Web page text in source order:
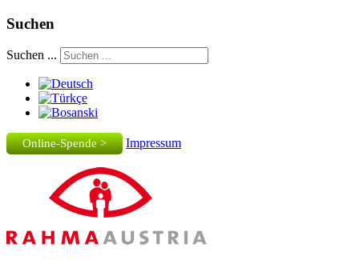
Suchen
Suchen ...
Online-Spende > Impressum